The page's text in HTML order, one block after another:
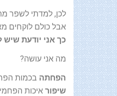
לכן, למדתי לשפר
אבל כולם לוקחים
כך אני יודעת
מה אני עושה?
הפחתה בכמות
שיפור איכות